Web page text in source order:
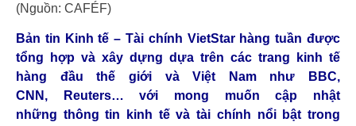
(Nguồn: CAFÉF)
Bản tin Kinh tế – Tài chính VietStar hàng tuần được
tổng hợp và xây dựng dựa trên các trang kinh tế
hàng đầu thế giới và Việt Nam như BBC,
CNN, Reuters… với mong muốn cập nhật
những thông tin kinh tế và tài chính nổi bật trong